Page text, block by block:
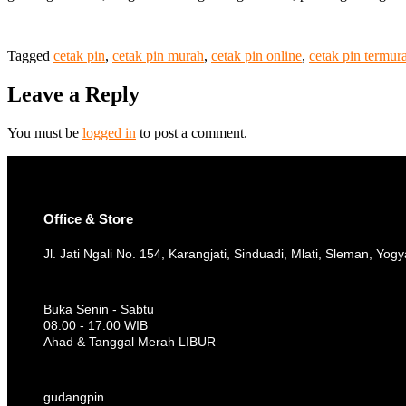
Tagged cetak pin, cetak pin murah, cetak pin online, cetak pin
Leave a Reply
You must be logged in to post a comment.
Office & Store
Jl. Jati Ngali No. 154, Karangjati, Sinduadi, Mlati, Sleman,
Buka Senin - Sabtu
08.00 - 17.00 WIB
Ahad & Tanggal Merah LIBUR
gudangpin